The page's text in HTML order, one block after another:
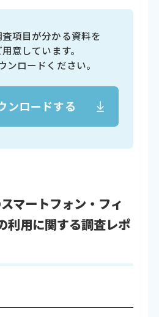
項目が分かる資料を
意しています。
ンロードください。
ンロードする
マートフォン・フィ
利用に関する調査レポ